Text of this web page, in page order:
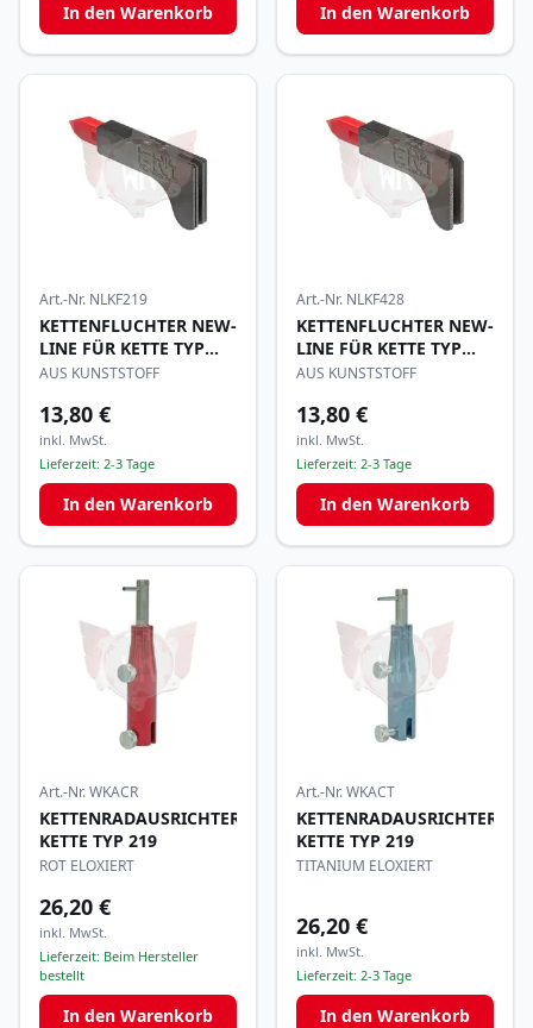
In den Warenkorb In den Warenkorb
Art.-Nr. NLKF219
KETTENFLUCHTER NEW-
LINE FÜR KETTE TYP
219
AUS KUNSTSTOFF
13,80 €
inkl. MwSt.
Lieferzeit: 2-3 Tage
In den Warenkorb
Art.-Nr. NLKF428
KETTENFLUCHTER NEW-
LINE FÜR KETTE TYP
428
AUS KUNSTSTOFF
13,80 €
inkl. MwSt.
Lieferzeit: 2-3 Tage
In den Warenkorb
Art.-Nr.WKACR
KETTENRADAUSRICHTER
KETTE TYP 219
ROT ELOXIERT
26,20 €
inkl. MwSt.
Lieferzeit: Beim Hersteller
bestellt
In den Warenkorb
Art.-Nr.WKACT
KETTENRADAUSRICHTER
KETTE TYP 219
TITANIUM ELOXIERT
26,20 €
inkl. MwSt.
Lieferzeit: 2-3 Tage
In den Warenkorb